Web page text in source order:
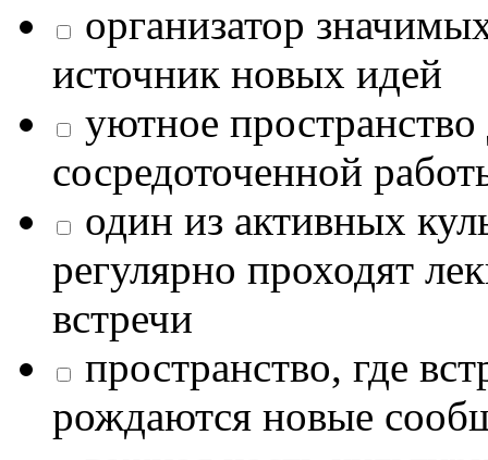
организатор
источник новых идей
уютное
сосредоточенной
один из активных
регулярно проходят
встречи
пространство, где
рождаются новые